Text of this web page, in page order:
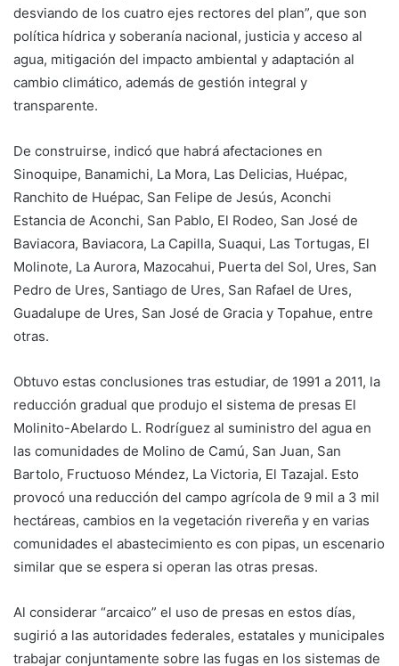
desviando de los cuatro ejes rectores del plan”, que son
política hídrica y soberanía nacional, justicia y acceso al
agua, mitigación del impacto ambiental y adaptación al
cambio climático, además de gestión integral y
transparente.
De construirse, indicó que habrá afectaciones en
Sinoquipe, Banamichi, La Mora, Las Delicias, Huépac,
Ranchito de Huépac, San Felipe de Jesús, Aconchi
Estancia de Aconchi, San Pablo, El Rodeo, San José de
Baviacora, Baviacora, La Capilla, Suaqui, Las Tortugas, El
Molinote, La Aurora, Mazocahui, Puerta del Sol, Ures, San
Pedro de Ures, Santiago de Ures, San Rafael de Ures,
Guadalupe de Ures, San José de Gracia y Topahue, entre
otras.
Obtuvo estas conclusiones tras estudiar, de 1991 a 2011, la
reducción gradual que produjo el sistema de presas El
Molinito-Abelardo L. Rodríguez al suministro del agua en
las comunidades de Molino de Camú, San Juan, San
Bartolo, Fructuoso Méndez, La Victoria, El Tazajal. Esto
provocó una reducción del campo agrícola de 9 mil a 3 mil
hectáreas, cambios en la vegetación rivereña y en varias
comunidades el abastecimiento es con pipas, un escenario
similar que se espera si operan las otras presas.
Al considerar “arcaico” el uso de presas en estos días,
sugirió a las autoridades federales, estatales y municipales
trabajar conjuntamente sobre las fugas en los sistemas de